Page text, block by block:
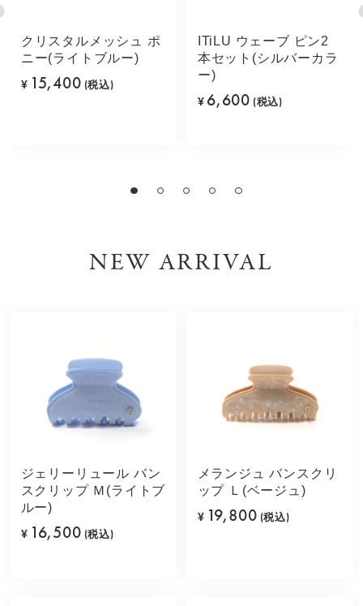
クリスタルメッシュ ポ
ニー(ライトブルー)
¥ 15,400 (税込)
ITiLU ウェーブ ピン2
本セット(シルバーカラ
ー)
¥ 6,600 (税込)
NEW ARRIVAL
ジェリーリュール バン
スクリップ Ｍ(ライトブ
ルー)
¥ 16,500 (税込)
メランジュ バンスクリ
ップ Ｌ(ベージュ)
¥ 19,800 (税込)